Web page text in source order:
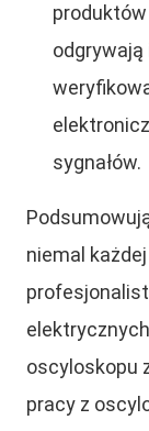
sygnałów.
niemal
oscyloskopu
pracy z